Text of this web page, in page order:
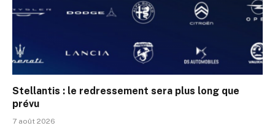
Stellantis : le redressement sera plus long que
prévu
7 août 2026